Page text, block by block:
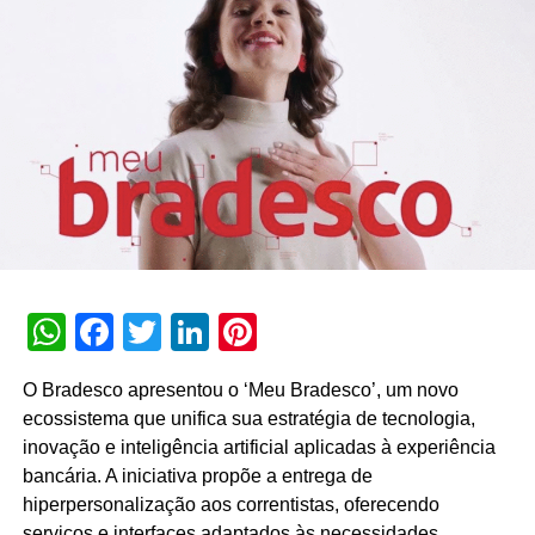
brasileiros, mostrando a nossa solidez e robustez, e este
é mais um passo importante para isso”, assegura Tatiana
Schuchovsky Reichmann, CEO da Ademicon.
TÓPICOS RELACIONADOS: DESTAQUE
A SEGUIR
Tendência em transmitir conteúdo digital e ao
vivo em locais públicos chega ao Brasil
vínculos com os consumidores
WhatsApp
Facebook
TwitterLinkedIn
Pinterest
O Bradesco apresentou o ‘Meu Bradesco’, um novo
ecossistema que unifica sua estratégia de tecnologia,
inovação e inteligência artificial aplicadas à experiência
bancária. A iniciativa propõe a entrega de
hiperpersonalização aos correntistas, oferecendo